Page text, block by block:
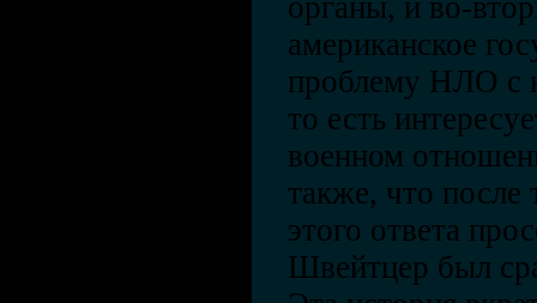
органы, и во-
американское
проблему НЛО с
то есть
военном
также, что после
этого ответа
Швейтцер был